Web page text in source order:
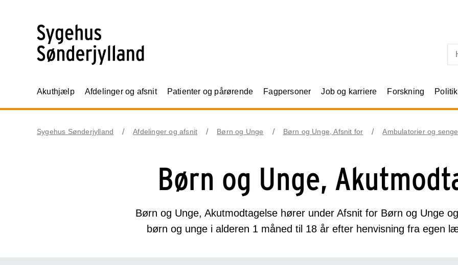
Akuthjælp Afdelinger og afsnit Patienter og pårørende Fagpersoner Job og karriere Forskning Politik
Sygehus Sønderjylland Afdelinger og afsnit Børn og Unge Børn og Unge, Afsnit for Ambulatorier og
Børn og Unge,
Børn og Unge, Akutmodtagelse hører under Afsnit for Børn og Unge
børn og unge i alderen 1 måned til 18 år efter henvisning fra egen